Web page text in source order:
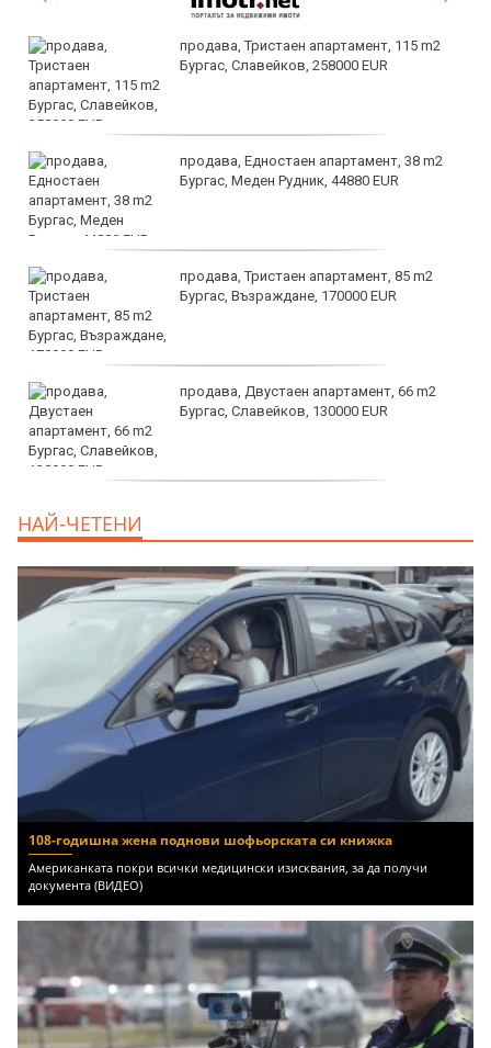
продава, Тристаен апартамент, 115 m2
Бургас, Славейков, 258000 EUR
продава, Едностаен апартамент, 38 m2
Бургас, Меден Рудник, 44880 EUR
продава, Тристаен апартамент, 85 m2
Бургас, Възраждане, 170000 EUR
продава, Двустаен апартамент, 66 m2
Бургас, Славейков, 130000 EUR
НАЙ-ЧЕТЕНИ
108-годишна жена поднови шофьорската си книжка
Американката покри всички медицински изисквания, за да получи
документа (ВИДЕО)